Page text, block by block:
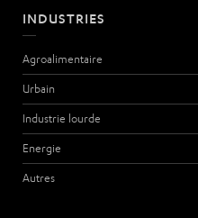
INDUSTRIES
Agroalimentaire
Urbain
Industrie lourde
Energie
Autres